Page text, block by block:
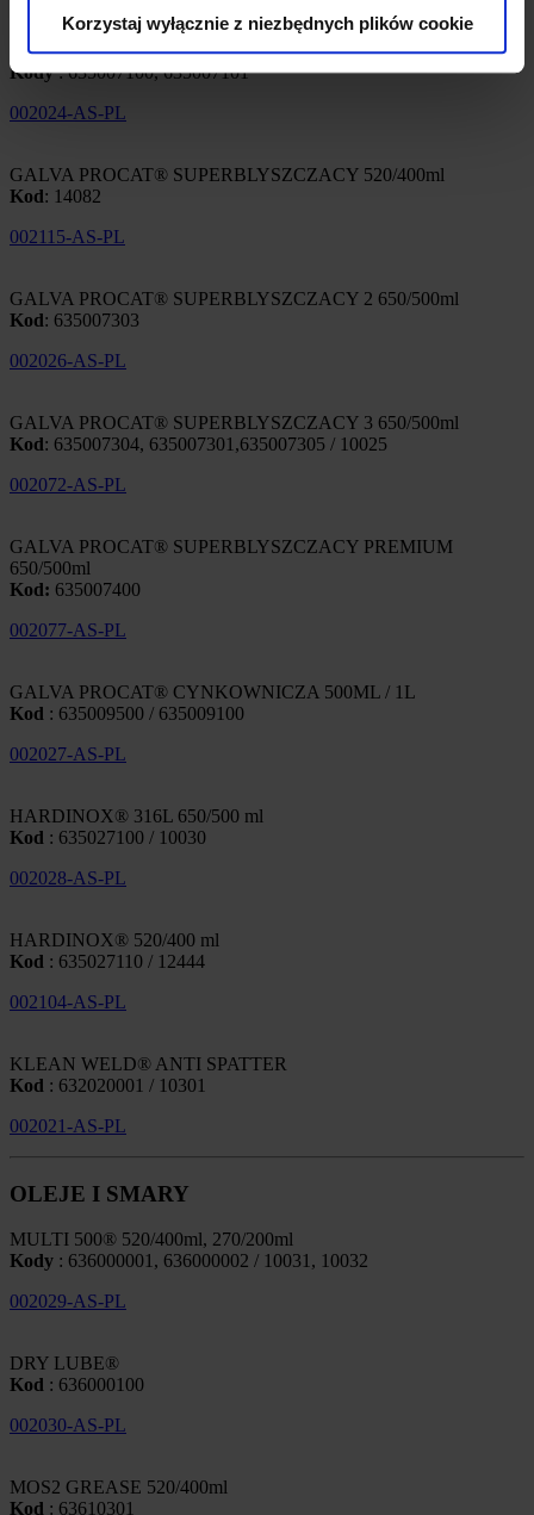
Korzystaj wyłącznie z niezbędnych plików cookie
GALVA PROCAT® BLYSZCZACY 650/500ml, 520/400ml
Kody: 635007100, 635007101
002024-AS-PL
GALVA PROCAT® SUPERBLYSZCZACY 520/400ml
Kod: 14082
002115-AS-PL
GALVA PROCAT® SUPERBLYSZCZACY 2 650/500ml
Kod: 635007303
002026-AS-PL
GALVA PROCAT® SUPERBLYSZCZACY 3 650/500ml
Kod: 635007304, 635007301,635007305 / 10025
002072-AS-PL
GALVA PROCAT® SUPERBLYSZCZACY PREMIUM
650/500ml
Kod: 635007400
002077-AS-PL
GALVA PROCAT® CYNKOWNICZA 500ML / 1L
Kod : 635009500 / 635009100
002027-AS-PL
HARDINOX® 316L 650/500 ml
Kod : 635027100 / 10030
002028-AS-PL
HARDINOX® 520/400 ml
Kod : 635027110 / 12444
002104-AS-PL
KLEAN WELD® ANTI SPATTER
Kod : 632020001 / 10301
002021-AS-PL
OLEJE I SMARY
MULTI 500® 520/400ml, 270/200ml
Kody : 636000001, 636000002 / 10031, 10032
002029-AS-PL
DRY LUBE®
Kod : 636000100
002030-AS-PL
MOS2 GREASE 520/400ml
Kod : 63610301